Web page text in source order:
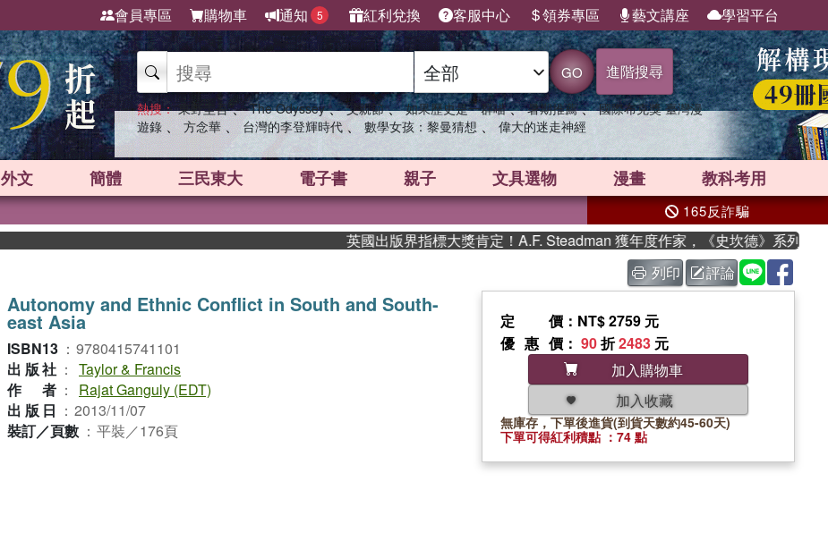
會員專區 購物車 通知 5 紅利兌換 客服中心 領券專區 藝文講座 學習平台
GO 進階搜尋
熱搜： 東野圭吾 、 The Odyssey 、 父親節 、 如果歷史是一群喵 、 暑期推薦 、 國際布克獎 臺灣漫
遊錄 、 方念華 、 台灣的李登輝時代 、 數學女孩：黎曼猜想 、 偉大的迷走神經
外文 簡體 三民東大 電子書 親子 文具選物 漫畫 教科考用
165反詐騙
英國出版界指標大獎肯定！A.F. Steadman 獲年度作家，《史坎德》系列帶你踏
列印 評論
Autonomy and Ethnic Conflict in South and South-
east Asia
ISBN13 ： 9780415741101
出版社 ： Taylor & Francis
作者 ：
Rajat Ganguly (EDT)
出版日 ： 2013/11/07
裝訂／頁數 ： 平裝／176頁
定價 ：NT$ 2759 元
優惠價 ： 90折2483 元
加入購物車
加入收藏
無庫存，下單後進貨(到貨天數約45-60天)
下單可得紅利積點 ：74 點